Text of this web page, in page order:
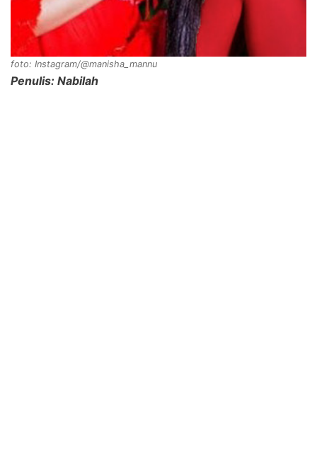
foto: Instagram/@manisha_mannu
Penulis: Nabilah